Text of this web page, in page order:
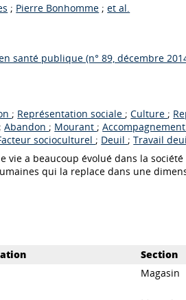
; Pierre Bonhomme ;et al.
santé publique (n° 89, décembre
; Représentation sociale ; Culture ;
; Abandon ; Mourant ;
socioculturel ; Deuil ; Travail
vie a beaucoup évolué dans la
qui la replace dans une
Section
Magasin